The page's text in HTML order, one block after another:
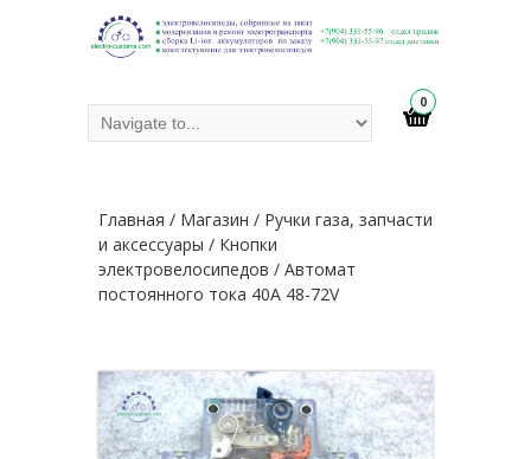
0
Главная / Магазин / Ручки газа, запчасти
и аксессуары / Кнопки
электровелосипедов / Автомат
постоянного тока 40А 48-72V